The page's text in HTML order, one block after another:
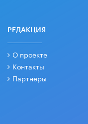
РЕДАКЦИЯ
О проекте
Контакты
Партнеры